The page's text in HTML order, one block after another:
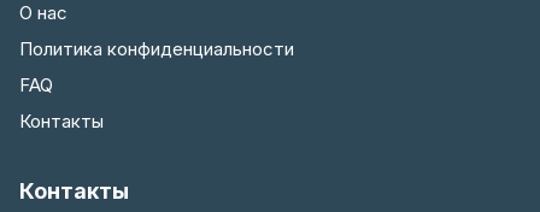
О нас
Политика конфиденциальности
FAQ
Контакты
Контакты